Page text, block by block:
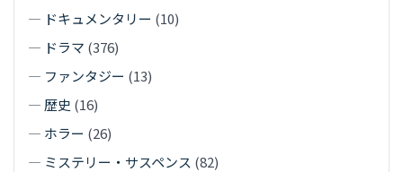
— ドキュメンタリー (10)
— ドラマ (376)
— ファンタジー (13)
— 歴史 (16)
— ホラー (26)
— ミステリー・サスペンス (82)